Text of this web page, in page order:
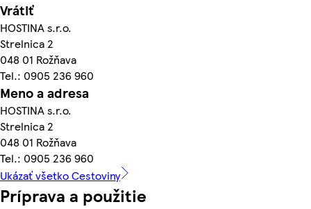
Vrátiť
HOSTINA s.r.o.
Strelnica 2
048 01 Rožňava
Tel.: 0905 236 960
Meno a adresa
HOSTINA s.r.o.
Strelnica 2
048 01 Rožňava
Tel.: 0905 236 960
Ukázať všetko Cestoviny
Príprava a použitie